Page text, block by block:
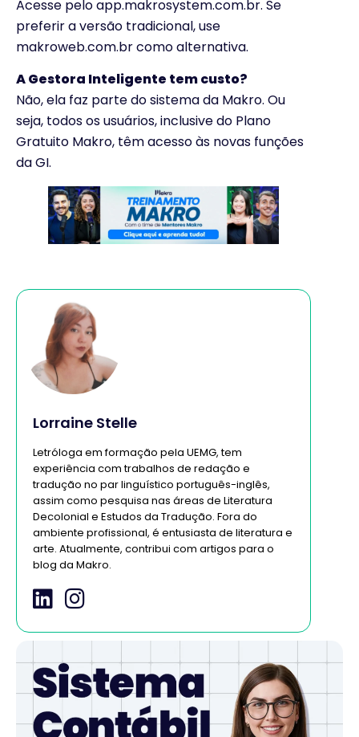
Acesse pelo app.makrosystem.com.br. Se
preferir a versão tradicional, use
makroweb.com.br como alternativa.
A Gestora Inteligente tem custo?
Não, ela faz parte do sistema da Makro. Ou
seja, todos os usuários, inclusive do Plano
Gratuito Makro, têm acesso às novas funções
da GI.
Lorraine Stelle
Letróloga em formação pela UEMG, tem
experiência com trabalhos de redação e
tradução no par linguístico português-inglês,
assim como pesquisa nas áreas de Literatura
Decolonial e Estudos da Tradução. Fora do
ambiente profissional, é entusiasta de literatura e
arte. Atualmente, contribui com artigos para o
blog da Makro.